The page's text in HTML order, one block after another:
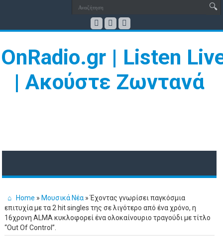
Home » Μουσικά Νέα » Έχοντας γνωρίσει παγκόσμια
επιτυχία με τα 2 hit singles της σε λιγότερο από ένα χρόνο, η
16χρονη ALMA κυκλοφορεί ένα ολοκαίνουριο τραγούδι με τίτλο
“Out Of Control”.